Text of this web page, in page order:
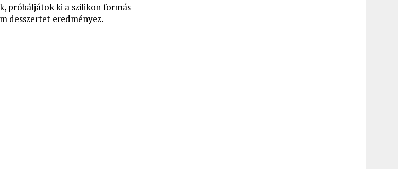
próbáljátok ki a szilikon formás
desszertet eredményez.